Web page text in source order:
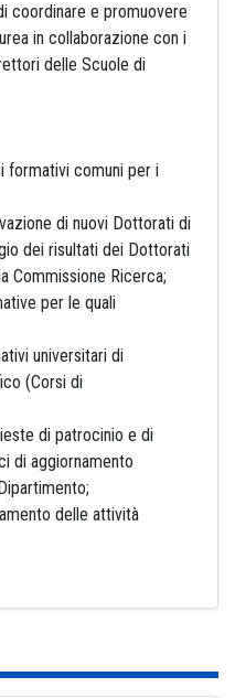
coordinare e promuovere
in collaborazione con i
delle Scuole di
comuni per i
di nuovi Dottorati di
dei risultati dei Dottorati
Commissione Ricerca;
per le quali
universitari di
(Corsi di
di patrocinio e di
di aggiornamento
delle attività